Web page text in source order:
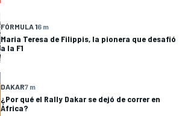
FÓRMULA 16 m
Maria Teresa de Filippis, la pionera que desafió
a la F1
DAKAR7 m
¿Por qué el Rally Dakar se dejó de correr en
África?